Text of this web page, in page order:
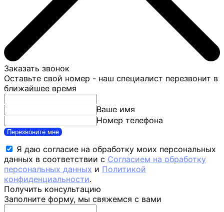
Заказать звонок
Оставьте свой номер - наш специалист перезвонит в
ближайшее время
Ваше имя
Номер телефона
Перезвоните мне
Я даю согласие на обработку моих персональных
данных в соответствии с Согласием на обработку
персональных данных и Политикой
конфиденциальности.
Получить консультацию
Заполните форму, мы свяжемся с вами